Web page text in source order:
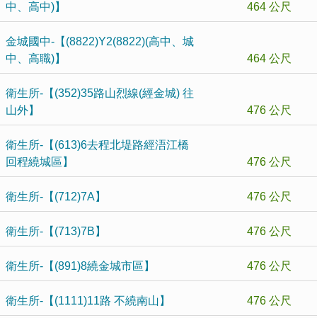
中、高中)】
464 公尺
金城國中-【(8822)Y2(8822)(高中、城
中、高職)】
464 公尺
衛生所-【(352)35路山烈線(經金城) 往
山外】
476 公尺
衛生所-【(613)6去程北堤路經浯江橋
回程繞城區】
476 公尺
衛生所-【(712)7A】 476 公尺
衛生所-【(713)7B】 476 公尺
衛生所-【(891)8繞金城市區】 476 公尺
衛生所-【(1111)11路 不繞南山】 476 公尺